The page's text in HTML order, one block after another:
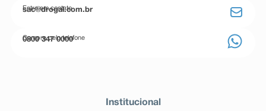
Entre em contato
sac@drogal.com.br
Compre pelo telefone
0800 347 0000
Institucional